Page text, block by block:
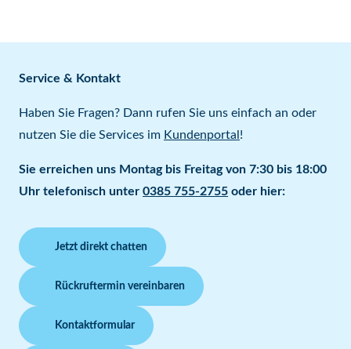
Service & Kontakt
Haben Sie Fragen? Dann rufen Sie uns einfach an oder
nutzen Sie die Services im Kundenportal !
Sie erreichen uns Montag bis Freitag von 7:30 bis 18:00
Uhr telefonisch unter 0385 755-2755 oder hier:
Jetzt direkt chatten
Rückruftermin vereinbaren
Kontaktformular